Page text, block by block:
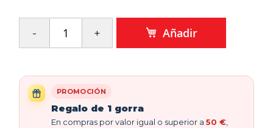
Añadir
PROMOCIÓN
Regalo de 1 gorra
En compras por valor igual o superior a 50 €